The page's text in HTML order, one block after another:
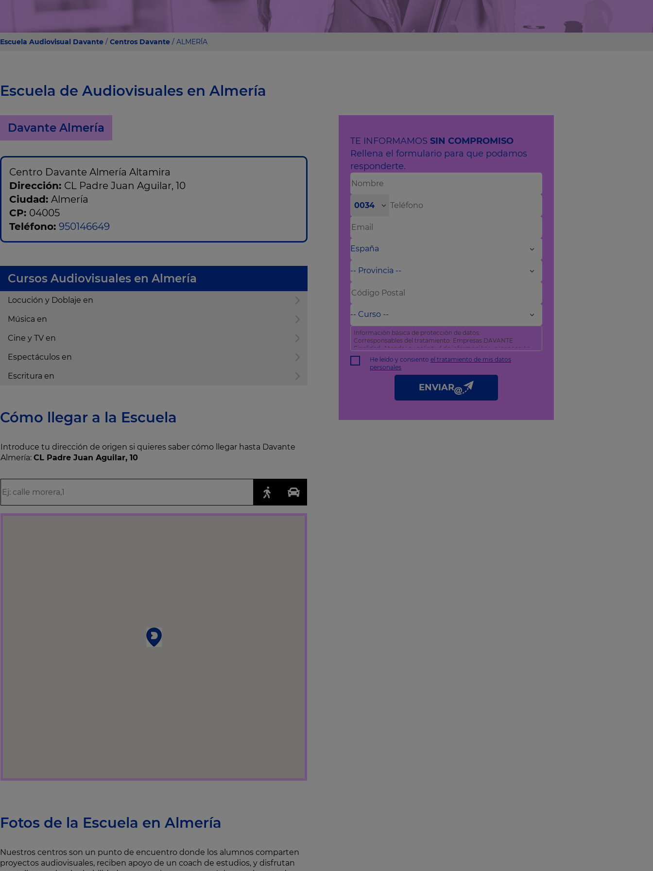
Escuela Audiovisual Davante / Centros Davante / ALMERÍA
Escuela de Audiovisuales en Almería
Davante Almería
Centro Davante Almería Altamira
Dirección: CL Padre Juan Aguilar, 10
Ciudad: Almería
CP: 04005
Teléfono: 950146649
Cursos Audiovisuales en Almería
Locución y Doblaje en
Música en
Cine y TV en
Espectáculos en
Escritura en
Cómo llegar a la Escuela
Introduce tu dirección de origen si quieres saber cómo llegar hasta Davante
Almería: CL Padre Juan Aguilar, 10
Fotos de la Escuela en Almería
Nuestros centros son un punto de encuentro donde los alumnos comparten
proyectos audiovisuales, reciben apoyo de un coach de estudios, y disfrutan
TE INFORMAMOS SIN COMPROMISO
Rellena el formulario para que podamos
responderte.
0034
Información básica de protección de datos:
Corresponsables del tratamiento: Empresas DAVANTE
Finalidad: Atender su solicitud de información y prospección
comercial
Derechos: Puede acceder, rectificar y suprimir sus datos, así
como otros derechos tal y como se explica en nuestra
política de privacidad
He leído y consiento el tratamiento de mis datos
personales
ENVIAR